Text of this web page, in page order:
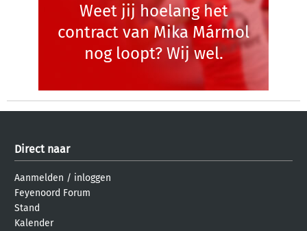
Weet jij hoelang het
contract van Mika Mármol
nog loopt? Wij wel.
Direct naar
Aanmelden / inloggen
Feyenoord Forum
Stand
Kalender